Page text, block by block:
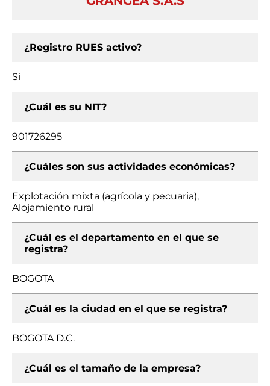
¿Registro RUES activo?
Si
¿Cuál es su NIT?
901726295
¿Cuáles son sus actividades económicas?
Explotación mixta (agrícola y pecuaria),
Alojamiento rural
¿Cuál es el departamento en el que se
registra?
BOGOTA
¿Cuál es la ciudad en el que se registra?
BOGOTA D.C.
¿Cuál es el tamaño de la empresa?